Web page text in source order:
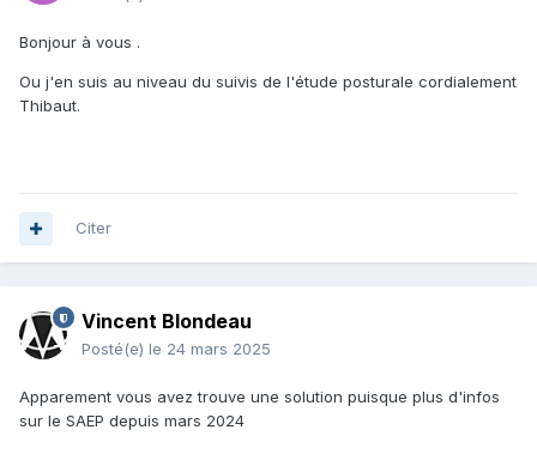
Bonjour à vous .
Ou j'en suis au niveau du suivis de l'étude posturale cordialement
Thibaut.
Citer
Vincent Blondeau
Posté(e) le 24 mars 2025
Apparement vous avez trouve une solution puisque plus d'infos
sur le SAEP depuis mars 2024